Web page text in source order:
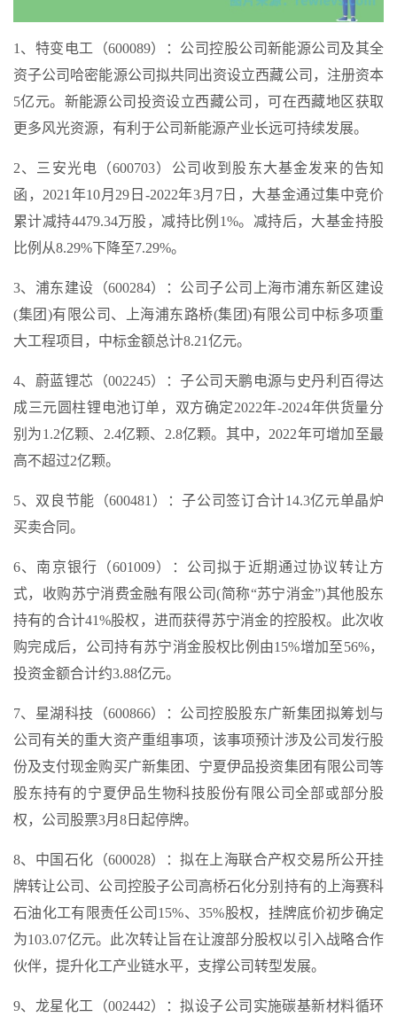
1、特变电工（600089）：公司控股公司新能源公司及其全
资子公司哈密能源公司拟共同出资设立西藏公司，注册资本
5亿元。新能源公司投资设立西藏公司，可在西藏地区获取
更多风光资源，有利于公司新能源产业长远可持续发展。
2、三安光电（600703）公司收到股东大基金发来的告知
函，2021年10月29日-2022年3月7日，大基金通过集中竞价
累计减持4479.34万股，减持比例1%。减持后，大基金持股
比例从8.29%下降至7.29%。
3、浦东建设（600284）：公司子公司上海市浦东新区建设
(集团)有限公司、上海浦东路桥(集团)有限公司中标多项重
大工程项目，中标金额总计8.21亿元。
4、蔚蓝锂芯（002245）：子公司天鹏电源与史丹利百得达
成三元圆柱锂电池订单，双方确定2022年-2024年供货量分
别为1.2亿颗、2.4亿颗、2.8亿颗。其中，2022年可增加至最
高不超过2亿颗。
5、双良节能（600481）：子公司签订合计14.3亿元单晶炉
买卖合同。
6、南京银行（601009）：公司拟于近期通过协议转让方
式，收购苏宁消费金融有限公司(简称“苏宁消金”)其他股东
持有的合计41%股权，进而获得苏宁消金的控股权。此次收
购完成后，公司持有苏宁消金股权比例由15%增加至56%，
投资金额合计约3.88亿元。
7、星湖科技（600866）：公司控股股东广新集团拟筹划与
公司有关的重大资产重组事项，该事项预计涉及公司发行股
份及支付现金购买广新集团、宁夏伊品投资集团有限公司等
股东持有的宁夏伊品生物科技股份有限公司全部或部分股
权，公司股票3月8日起停牌。
8、中国石化（600028）：拟在上海联合产权交易所公开挂
牌转让公司、公司控股子公司高桥石化分别持有的上海赛科
石油化工有限责任公司15%、35%股权，挂牌底价初步确定
为103.07亿元。此次转让旨在让渡部分股权以引入战略合作
伙伴，提升化工产业链水平，支撑公司转型发展。
9、龙星化工（002442）：拟设子公司实施碳基新材料循环